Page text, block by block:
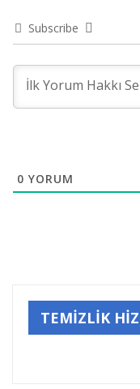
Subscribe
0 YORUM
TEMİZLİK